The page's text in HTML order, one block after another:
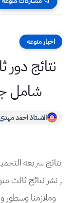
اخبار منوعه
شامل
الاستاذ احمد مهدي
, نشر نتائج ثالث